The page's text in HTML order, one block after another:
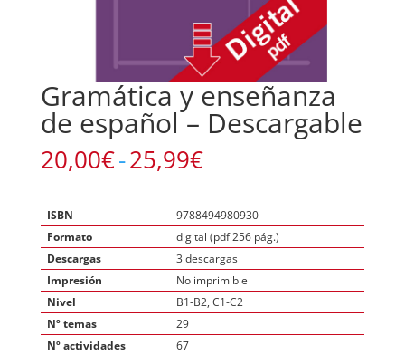
Gramática y enseñanza
de español – Descargable
20,00€-25,99€Rango
de
desde
20,00€
hasta
25,99€
ISBN
9788494980930
Formato
digital (pdf 256 pág.)
Descargas
3 descargas
Impresión
No imprimible
Nivel
B1-B2, C1-C2
Nº temas
29
Nº actividades
67